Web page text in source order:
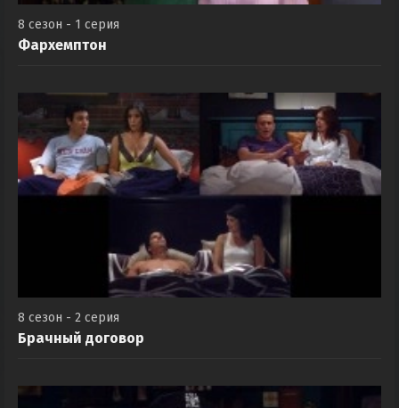
8 сезон - 1 серия
Фархемптон
8 сезон - 2 серия
Брачный договор